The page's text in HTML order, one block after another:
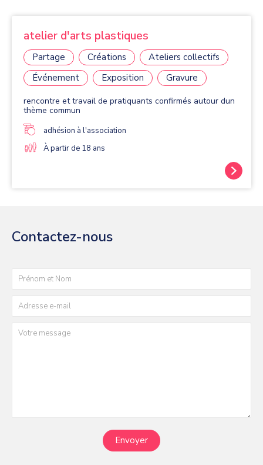
atelier d'arts plastiques
Partage Créations
Ateliers collectifs
Événement
Exposition Gravure
rencontre et travail de pratiquants confirmés autour dun
thème commun
adhésion à l'association
À partir de 18 ans
Contactez-nous
Envoyer